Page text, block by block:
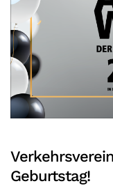
Geburtstag!